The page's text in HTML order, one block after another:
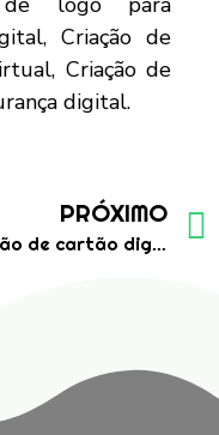
PRÓXIMO
Criação de cartão digital para empresa de agrimensura e geoprocessamento